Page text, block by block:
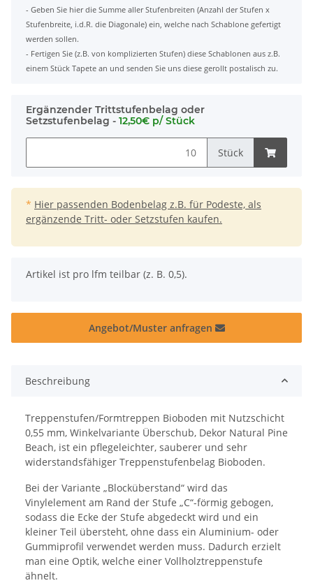
- Geben Sie hier die Summe aller Stufenbreiten (Anzahl der Stufen x
Stufenbreite, i.d.R. die Diagonale) ein, welche nach Schablone gefertigt
werden sollen.
- Fertigen Sie (z.B. von komplizierten Stufen) diese Schablonen aus z.B.
einem Stück Tapete an und senden Sie uns diese gerollt postalisch zu.
Ergänzender Trittstufenbelag oder
Setzstufenbelag - 12,50€ p/ Stück
Stück
* Hier passenden Bodenbelag z.B. für Podeste, als
ergänzende Tritt- oder Setzstufen kaufen.
x
Artikel ist pro lfm teilbar (z. B. 0,5).
Angebot/Muster anfragen
Beschreibung
Treppenstufen/Formtreppen Bioboden mit Nutzschicht
0,55 mm, Winkelvariante Überschub, Dekor Natural Pine
Beach, ist ein pflegeleichter, sauberer und sehr
widerstandsfähiger Treppenstufenbelag Bioboden.
Bei der Variante „Blocküberstand“ wird das
Vinylelement am Rand der Stufe „C“-förmig gebogen,
sodass die Ecke der Stufe abgedeckt wird und ein
kleiner Teil übersteht, ohne dass ein Aluminium- oder
Gummiprofil verwendet werden muss. Dadurch erzielt
man eine Optik, welche einer Vollholztreppenstufe
ähnelt.